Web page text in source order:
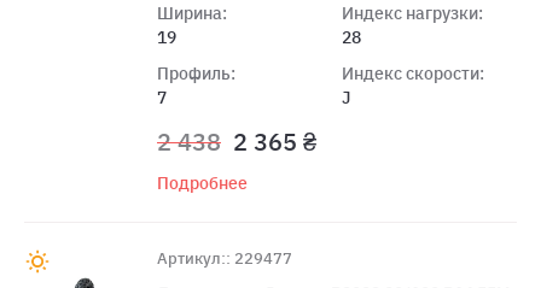
Ширина:
19
Профиль:
7
Индекс нагрузки:
28
Индекс скорости:
J
2 438 2 365 ₴
Подробнее
Артикул:: 229477